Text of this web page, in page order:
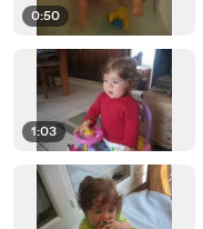
0:50
1:03